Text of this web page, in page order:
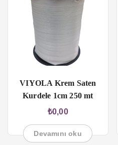
VIYOLA Krem Saten
Kurdele 1cm 250 mt
₺0,00
Devamını oku